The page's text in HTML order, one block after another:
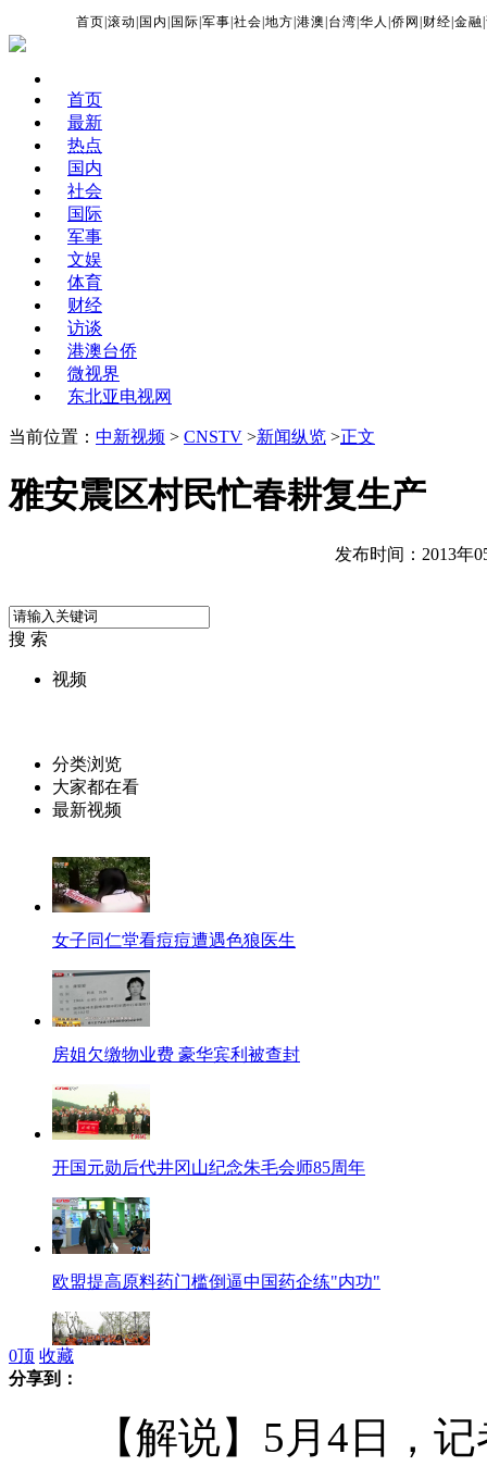
首页 |滚动 国内 国际 |军事 |社会 |地方 |港澳 台湾 |华人 |侨网 财经 |金融 |
首页
最新
热点
国内
社会
国际
军事
文娱
体育
财经
访谈
港澳台侨
微视界
东北亚电视网
当前位置： 中新视频 > CNSTV >新闻纵览 >正文
雅安震区村民忙春耕复生产
发布时间：2013年
搜 索
视频
分类浏览
大家都在看
最新视频
女子同仁堂看痘痘遭遇色狼医生
房姐欠缴物业费 豪华宾利被查封
开国元勋后代井冈山纪念朱毛会师85周年
欧盟提高原料药门槛倒逼中国药企练"内功"
0顶 收藏
分享到：
【解说】5月4日，记